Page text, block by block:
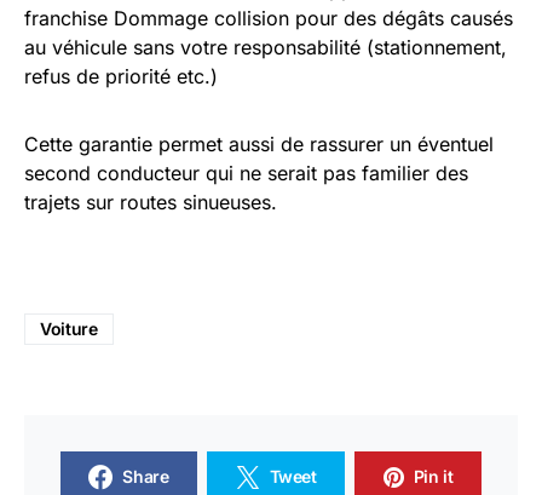
franchise Dommage collision pour des dégâts causés
au véhicule sans votre responsabilité (stationnement,
refus de priorité etc.)
Cette garantie permet aussi de rassurer un éventuel
second conducteur qui ne serait pas familier des
trajets sur routes sinueuses.
Voiture
Share Tweet Pin it